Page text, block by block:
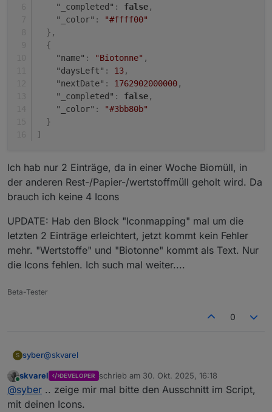
"_completed" : false,
"_color" :
"#ffff00"
} ,
{
"name" : "Biotonne" ,
"daysLeft" : 13,
"nextDate" : 1762902000000,
"_completed" : false,
"_color" :
"#3bb80b"
}
]
Ich hab nur 2 Einträge, da in einer Woche Biomüll, in
der anderen Rest-/Papier-/wertstoffmüll geholt wird. Da
brauch ich keine 4 Icons
UPDATE: Hab den Block "Iconmapping" mal um die
letzten 2 Einträge erleichtert, jetzt kommt kein Fehler
mehr. "Wertstoffe" und "Biotonne" kommt als Text. Nur
die Icons fehlen. Ich such mal weiter....
Beta-Tester
0
S syber@skvarel
Okay, hab es jetzt erstmal mit nem script ,was alle 2min
das script neustartet, gelöst
grüsse
Online
skvarel DEVELOPER schrieb am 30. Okt. 2025, 16:18
zuletzt editiert von
@syber .. zeige mir mal bitte den Ausschnitt im Script,
mit deinen Icons.